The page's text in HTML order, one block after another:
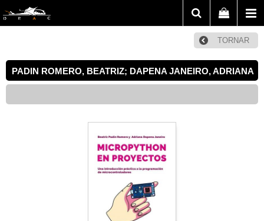
TORNAR
PADIN ROMERO, BEATRIZ; DAPENA JANEIRO, ADRIANA